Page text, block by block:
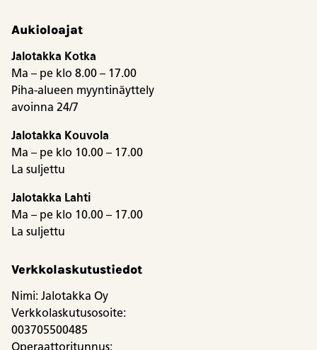
Aukioloajat
Jalotakka Kotka
Ma – pe klo 8.00 – 17.00
Piha-alueen myyntinäyttely
avoinna 24/7
Jalotakka Kouvola
Ma – pe klo 10.00 – 17.00
La suljettu
Jalotakka Lahti
Ma – pe klo 10.00 – 17.00
La suljettu
Verkkolaskutustiedot
Nimi: Jalotakka Oy
Verkkolaskutusosoite:
003705500485
Operaattoritunnus: